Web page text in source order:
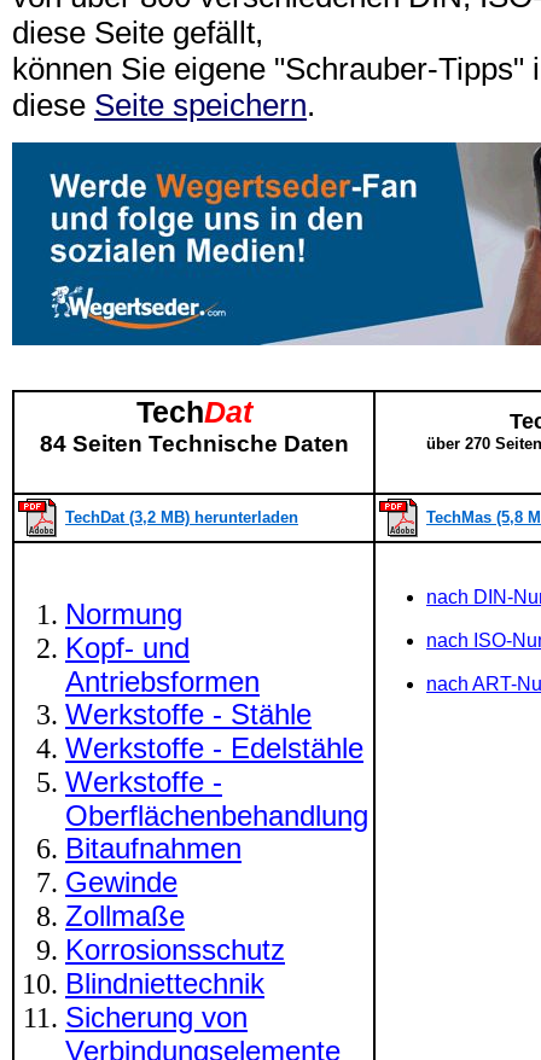
diese Seite gefällt,
können Sie eigene "Schrauber-Tipps"
diese Seite speichern.
TechDat
84 Seiten Technische Daten über 270
TechDat (3,2 MB) herunterladen TechMas (5,8
Normung
Kopf- und
Antriebsformen
Werkstoffe - Stähle
Werkstoffe - Edelstähle
Werkstoffe -
Oberflächenbehandlung
Bitaufnahmen
Gewinde
Zollmaße
Korrosionsschutz
Blindniettechnik
Sicherung von
Verbindungselemente
nach DIN-
nach ISO-
nach ART-